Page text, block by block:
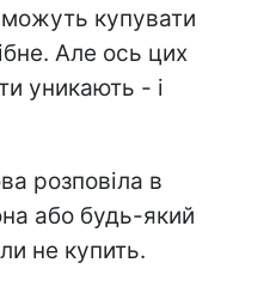
купувати
Але ось цих
уникають - і
розповіла в
або будь-який
не купить.